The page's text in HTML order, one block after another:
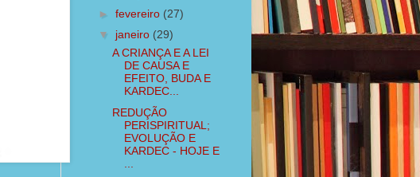
► fevereiro (27)
▼ janeiro (29)
A CRIANÇA E A LEI
DE CAUSA E
EFEITO, BUDA E
KARDEC...
REDUÇÃO
PERISPIRITUAL;
EVOLUÇÃO E
KARDEC - HOJE E